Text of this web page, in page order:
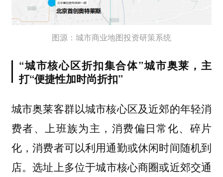
图源：城市商业地图投资研策系统
“城市核心区折扣集合体”城市奥莱，主
打“便捷性加时尚折扣”
城市奥莱客群以城市核心区及近郊的年轻消
费者、上班族为主，消费偏日常化、碎片
化，消费者可以利用通勤或休闲时间随机到
店。选址上多位于城市核心商圈或近郊交通